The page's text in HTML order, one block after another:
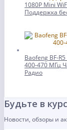
1080P Mini
Поддержка
Baofeng BF-
400-470 МГц
Радио
Будьте в
Новости, обзоры и